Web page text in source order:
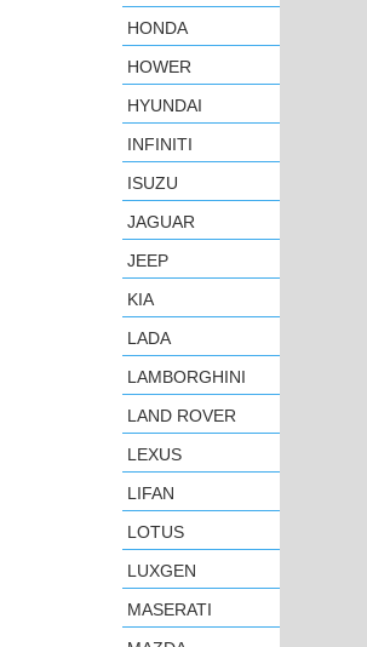
HONDA
HOWER
HYUNDAI
INFINITI
ISUZU
JAGUAR
JEEP
KIA
LADA
LAMBORGHINI
LAND ROVER
LEXUS
LIFAN
LOTUS
LUXGEN
MASERATI